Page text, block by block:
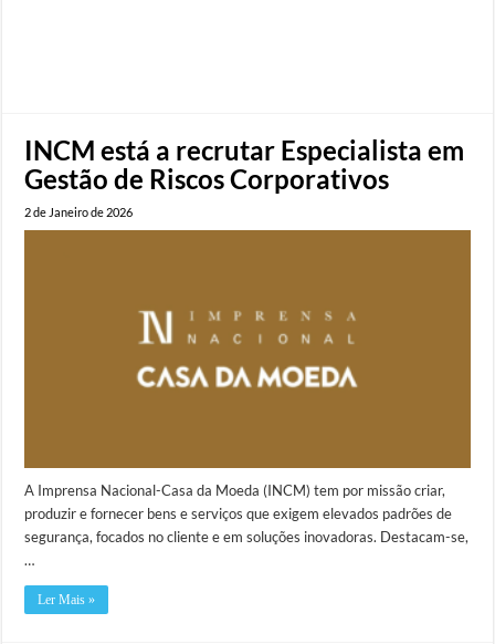
INCM está a recrutar Especialista em
Gestão de Riscos Corporativos
2 de Janeiro de 2026
A Imprensa Nacional-Casa da Moeda (INCM) tem por missão criar,
produzir e fornecer bens e serviços que exigem elevados padrões de
segurança, focados no cliente e em soluções inovadoras. Destacam-se,
…
Ler Mais »